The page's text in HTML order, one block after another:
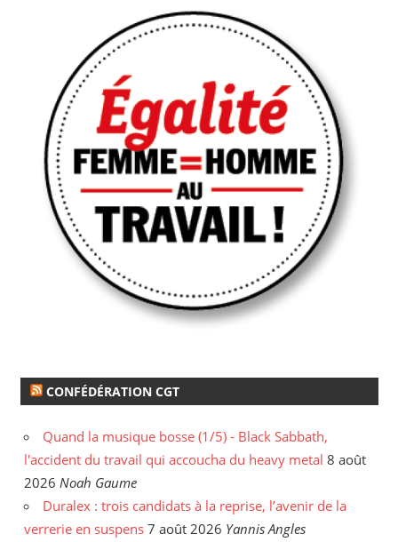
CONFÉDÉRATION CGT
Quand la musique bosse (1/5) - Black Sabbath,
l'accident du travail qui accoucha du heavy metal 8 août
2026 Noah Gaume
Duralex : trois candidats à la reprise, l’avenir de la
verrerie en suspens 7 août 2026 Yannis Angles